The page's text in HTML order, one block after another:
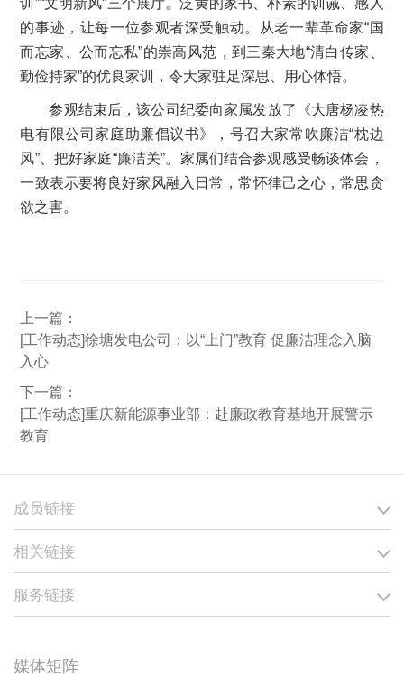
训”“文明新风”三个展厅。泛黄的家书、朴素的训诫、感人
的事迹，让每一位参观者深受触动。从老一辈革命家“国
而忘家、公而忘私”的崇高风范，到三秦大地“清白传家、
勤俭持家”的优良家训，令大家驻足深思、用心体悟。
参观结束后，该公司纪委向家属发放了《大唐杨凌热
电有限公司家庭助廉倡议书》，号召大家常吹廉洁“枕边
风”、把好家庭“廉洁关”。家属们结合参观感受畅谈体会，
一致表示要将良好家风融入日常，常怀律己之心，常思贪
欲之害。
上一篇：
[工作动态]徐塘发电公司：以“上门”教育 促廉洁理念入脑
入心
下一篇：
[工作动态]重庆新能源事业部：赴廉政教育基地开展警示
教育
媒体矩阵
成员链接
相关链接
服务链接